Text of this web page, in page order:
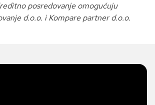
posredovanje omogućuju
d.o.o. i Kompare partner d.o.o.